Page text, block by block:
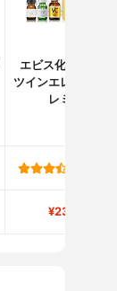
エビス化粧品(EBiS)
ツインエレナイザー
レミアム
¥23,760